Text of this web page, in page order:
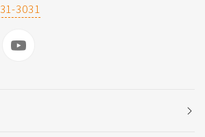
3031